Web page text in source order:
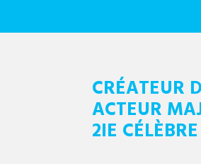
CRÉATEUR
ACTEUR
2IE